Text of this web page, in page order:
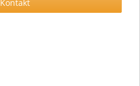
Kontakt